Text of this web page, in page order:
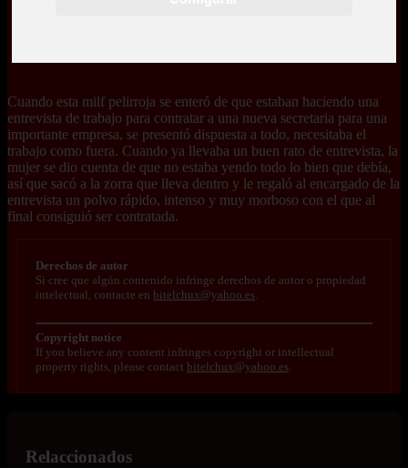
Cuando esta milf pelirroja se enteró de que estaban haciendo una
entrevista de trabajo para contratar a una nueva secretaria para una
importante empresa, se presentó dispuesta a todo, necesitaba el
trabajo como fuera. Cuando ya llevaba un buen rato de entrevista, la
mujer se dio cuenta de que no estaba yendo todo lo bien que debía,
así que sacó a la zorra que lleva dentro y le regaló al encargado de la
entrevista un polvo rápido, intenso y muy morboso con el que al
final consiguió ser contratada.
Derechos de autor
Si cree que algún contenido infringe derechos de autor o propiedad
intelectual, contacte en bitelchux@yahoo.es
Copyright notice
If you believe any content infringes copyright or intellectual
property rights, please contact bitelchux@yahoo.es
Relaccionados